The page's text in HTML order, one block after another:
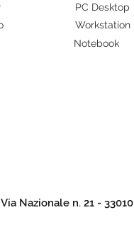
PC Desktop
Workstation
Notebook
Nazionale n. 21 -